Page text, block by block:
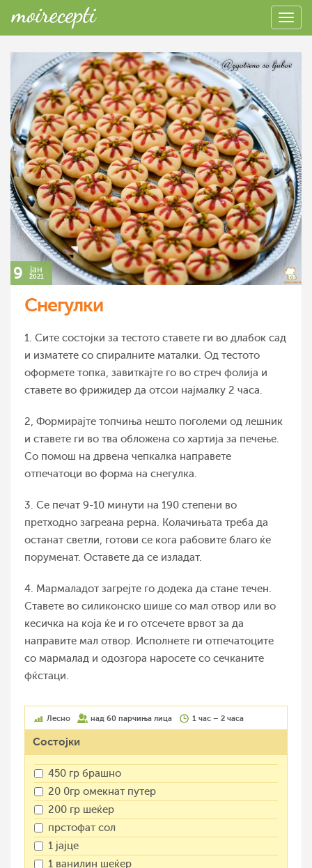
9 јан
2021
Снегулки
1. Сите состојки за тестото ставете ги во длабок сад
и изматете со спиралните маталки. Од тестото
оформете топка, завиткајте го во стреч фолија и
ставете во фрижидер да отсои најмалку 2 часа.
2, Формирајте топчиња нешто поголеми од лешник
и ставете ги во тва обложена со хартија за печење.
Со помош на дрвена чепкалка направете
отпечатоци во форма на снегулка.
3. Се печат 9-10 минути на 190 степени во
претходно загреана рерна. Колачињата треба да
останат светли, готови се кога рабовите благо ќе
поруменат. Оставете да се изладат.
4. Мармаладот загрејте го додека да стане течен.
Ставете во силиконско шише со мал отвор или во
кесичка на која ќе и го отсечете врвот за да
направите мал отвор. Исполнете ги отпечатоците
со мармалад и одозгора наросете со сечканите
фќстаци.
Лесно над 60 парчиња лица 1 час – 2 часа
Состојки
450 гр брашно
20 0гр омекнат путер
200 гр шеќер
прстофат сол
1 јајце
1 ванилин шеќер